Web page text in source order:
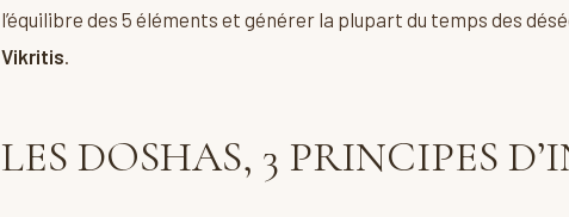
l’équilibre des 5 éléments et générer la plupart du temps des
Vikritis
LES DOSHAS, 3 PRINCIPES